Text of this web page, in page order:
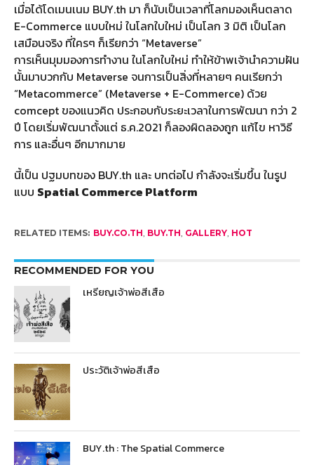
เมื่อได้โดเมนเนม BUY.th มา ก็นับเป็นเวลาที่โลกมองเห็นตลาด
E-Commerce แบบใหม่ ในโลกใบใหม่ เป็นโลก 3 มิติ เป็นโลก
เสมือนจริง ที่ใครๆ ก็เรียกว่า “Metaverse”
การเห็นมุมมองการทำงาน ในโลกใบใหม่ ทำให้ข้าพเจ้านำความฝัน
นั้นมาบวกกับ Metaverse จนการเป็นสิ่งที่หลายๆ คนเรียกว่า
“Metacommerce” (Metaverse + E-Commerce) ด้วย
comcept ของแนวคิด ประกอบกับระยะเวลาในการพัฒนา กว่า 2
ปี โดยเริ่มพัฒนาตั้งแต่ ธ.ค.2021 ก็ลองผิดลองถูก แก้ไข หาวิธี
การ และอื่นๆ อีกมากมาย
นี้เป็น ปฐมบทของ BUY.th และ บทต่อไป กำลังจะเริ่มขึ้น ในรูป
แบบ Spatial Commerce Platform
RELATED ITEMS: BUY.CO.TH, BUY.TH, GALLERY, HOT
RECOMMENDED FOR YOU
เหรียญเจ้าพ่อสีเสือ
ประวัติเจ้าพ่อสีเสือ
BUY.th : The Spatial Commerce